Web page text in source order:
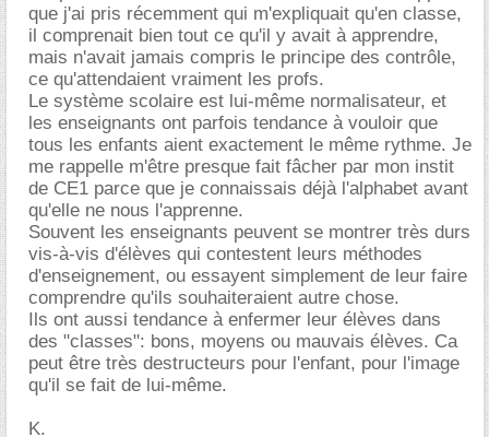
que j'ai pris récemment qui m'expliquait qu'en classe,
il comprenait bien tout ce qu'il y avait à apprendre,
mais n'avait jamais compris le principe des contrôle,
ce qu'attendaient vraiment les profs.
Le système scolaire est lui-même normalisateur, et
les enseignants ont parfois tendance à vouloir que
tous les enfants aient exactement le même rythme. Je
me rappelle m'être presque fait fâcher par mon instit
de CE1 parce que je connaissais déjà l'alphabet avant
qu'elle ne nous l'apprenne.
Souvent les enseignants peuvent se montrer très durs
vis-à-vis d'élèves qui contestent leurs méthodes
d'enseignement, ou essayent simplement de leur faire
comprendre qu'ils souhaiteraient autre chose.
Ils ont aussi tendance à enfermer leur élèves dans
des "classes": bons, moyens ou mauvais élèves. Ca
peut être très destructeurs pour l'enfant, pour l'image
qu'il se fait de lui-même.
K.